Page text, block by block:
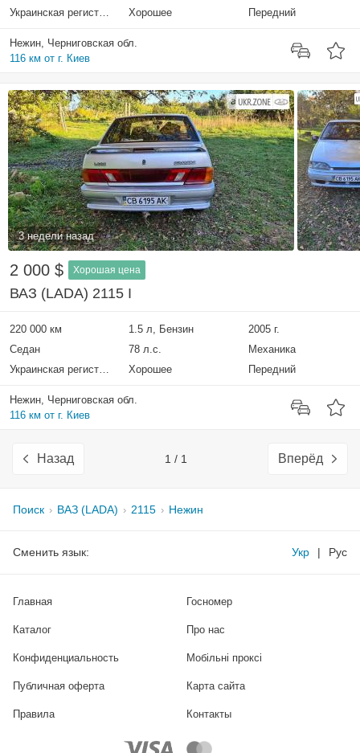
Украинская регистрация
Хорошее Передний
Нежин, Черниговская обл.
116 км от г. Киев
3 недели назад
2 000 $ Хорошая цена
ВАЗ (LADA) 2115 I
220 000 км 1.5 л, Бензин
2005 г.
Седан
78 л.с.
Механика
Украинская регистрация
Хорошее Передний
Нежин, Черниговская обл.
116 км от г. Киев
Назад 1 / 1 Вперёд
Поиск ВАЗ (LADA) 2115 Нежин
Сменить язык: Укр | Рус
Главная
Каталог
Госномер
Про нас
Конфиденциальность Мобільні проксі
Публичная оферта Карта сайта
Правила Контакты